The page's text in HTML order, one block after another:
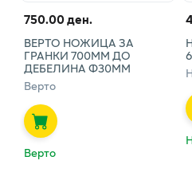
750.00 ден.
ВЕРТО НОЖИЦА ЗА
ГРАНКИ 700ММ ДО
ДЕБЕЛИНА Ф30ММ
Верто
Верто